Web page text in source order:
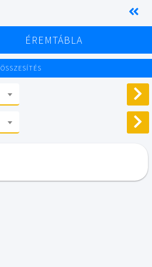
ÉREMTÁBLA
ÖSSZESÍTÉS